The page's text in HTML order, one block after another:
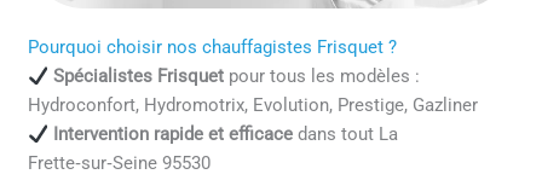
Pourquoi choisir nos chauffagistes Frisquet ?
Spécialistes Frisquetpour tous les modèles :
Hydroconfort, Hydromotrix, Evolution, Prestige, Gazliner
Intervention rapide et efficacedans tout La
Frette‑sur‑Seine 95530